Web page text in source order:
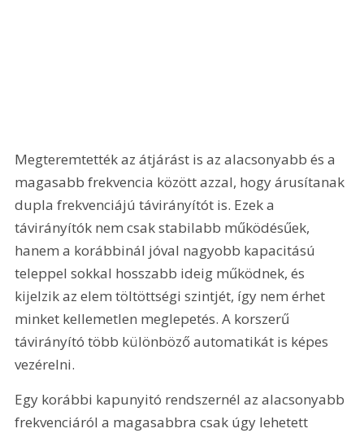
Megteremtették az átjárást is az alacsonyabb és a
magasabb frekvencia között azzal, hogy árusítanak
dupla frekvenciájú távirányítót is. Ezek a
távirányítók nem csak stabilabb működésűek,
hanem a korábbinál jóval nagyobb kapacitású
teleppel sokkal hosszabb ideig működnek, és
kijelzik az elem töltöttségi szintjét, így nem érhet
minket kellemetlen meglepetés. A korszerű
távirányító több különböző automatikát is képes
vezérelni.
Egy korábbi kapunyitó rendszernél az alacsonyabb
frekvenciáról a magasabbra csak úgy lehetett